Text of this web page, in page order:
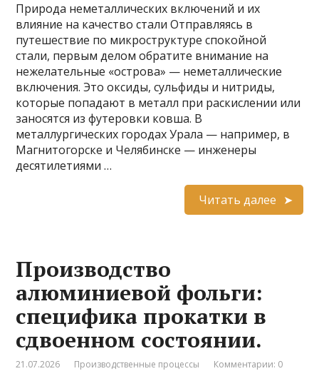
Природа неметаллических включений и их
влияние на качество стали Отправляясь в
путешествие по микроструктуре спокойной
стали, первым делом обратите внимание на
нежелательные «острова» — неметаллические
включения. Это оксиды, сульфиды и нитриды,
которые попадают в металл при раскислении или
заносятся из футеровки ковша. В
металлургических городах Урала — например, в
Магнитогорске и Челябинске — инженеры
десятилетиями …
Читать далее
Производство
алюминиевой фольги:
специфика прокатки в
сдвоенном состоянии.
21.07.2026 Производственные процессы Комментарии: 0